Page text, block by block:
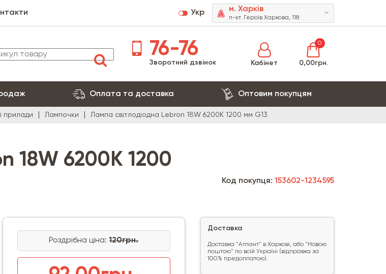
Укр м. Харків
п-кт. Героїв Харкова, 118
76-76
Зворотний дзвінок Кабінет
0
0,00грн.
Оплата та доставка Оптовим покупцям
прилади Лампочки Лампа світлодіодна Lebron 18W 6200К 1200 мм G13
18W 6200К 1200
Роздрібна ціна:120грн.
Код покупця: 153602-1234595
Доставка
Доставка "Атлант" в Харкові, або "Новою
поштою" по всій Україні (відправка за
100% предоплатою).